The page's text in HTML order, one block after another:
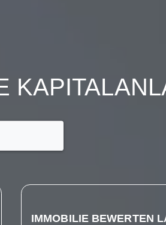
IMMOBILIE BEWERTEN